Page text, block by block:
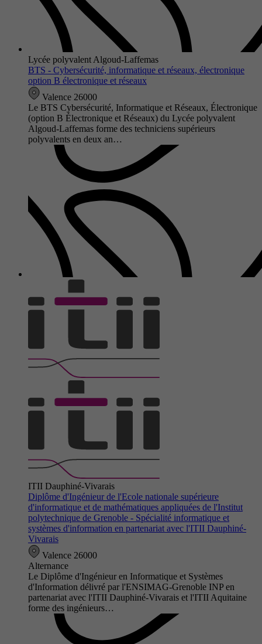
Lycée polyvalent Algoud-Laffemas
BTS - Cybersécurité, informatique et réseaux, électronique
option B électronique et réseaux
Valence 26000
Le BTS Cybersécurité, Informatique et Réseaux, Électronique
(option B Électronique et Réseaux) du Lycée polyvalent
Algoud-Laffemas forme des techniciens supérieurs
polyvalents en deux an…
ITII Dauphiné-Vivarais
Diplôme d'Ingénieur de l'Ecole nationale supérieure
d'informatique et de mathématiques appliquées de l'Institut
polytechnique de Grenoble - Spécialité informatique et
systèmes d'information en partenariat avec l'ITII Dauphiné-
Vivarais
Valence 26000
Alternance
Le Diplôme d'Ingénieur en Informatique et Systèmes
d'Information délivré par l'ENSIMAG-Grenoble INP en
partenariat avec l'ITII Dauphiné-Vivarais et l'ITII Aquitaine
forme des ingénieurs…